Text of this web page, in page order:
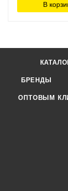
В
БРЕНДЫ
ОПТОВЫМ